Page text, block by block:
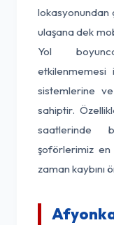
lokasyonundan
ulaşana dek
Yol
etkilenmemesi
sistemlerine
sahiptir.
saatlerinde
şoförlerimiz
zaman kaybını